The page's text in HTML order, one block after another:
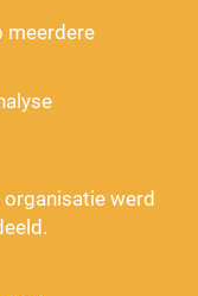
meerdere
werd